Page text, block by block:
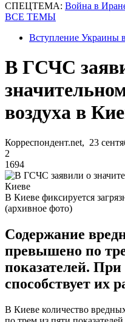
СПЕЦТЕМА: Война в
ВСЕ ТЕМЫ
Вступление Украины
В ГСЧС
воздуха в
Корреспондент.net, 23
2
1694
В Киеве фиксируется
(архивное фото)
Содержание
превышено по
показателей. При
способствует их
В Киеве количество